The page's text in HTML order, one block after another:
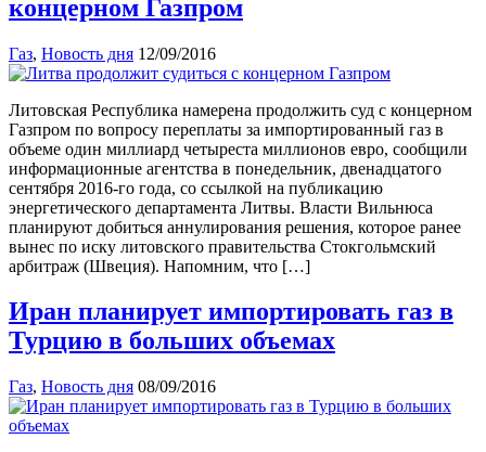
концерном Газпром
Газ, Новость дня 12/09/2016
Литовская Республика намерена продолжить суд с концерном
Газпром по вопросу переплаты за импортированный газ в
объеме один миллиард четыреста миллионов евро, сообщили
информационные агентства в понедельник, двенадцатого
сентября 2016-го года, со ссылкой на публикацию
энергетического департамента Литвы. Власти Вильнюса
планируют добиться аннулирования решения, которое ранее
вынес по иску литовского правительства Стокгольмский
арбитраж (Швеция). Напомним, что […]
Иран планирует импортировать газ в
Турцию в больших объемах
Газ, Новость дня 08/09/2016